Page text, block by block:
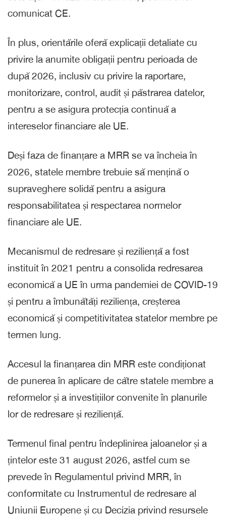
comunicat CE.
În plus, orientările oferă explicații detaliate cu
privire la anumite obligații pentru perioada de
după 2026, inclusiv cu privire la raportare,
monitorizare, control, audit și păstrarea datelor,
pentru a se asigura protecția continuă a
intereselor financiare ale UE.
Deși faza de finanțare a MRR se va încheia în
2026, statele membre trebuie să mențină o
supraveghere solidă pentru a asigura
responsabilitatea și respectarea normelor
financiare ale UE.
Mecanismul de redresare și reziliență a fost
instituit în 2021 pentru a consolida redresarea
economică a UE în urma pandemiei de COVID-19
și pentru a îmbunătăți reziliența, creșterea
economică și competitivitatea statelor membre pe
termen lung.
Accesul la finanțarea din MRR este condiționat
de punerea în aplicare de către statele membre a
reformelor și a investițiilor convenite în planurile
lor de redresare și reziliență.
Termenul final pentru îndeplinirea jaloanelor și a
țintelor este 31 august 2026, astfel cum se
prevede în Regulamentul privind MRR, în
conformitate cu Instrumentul de redresare al
Uniunii Europene și cu Decizia privind resursele